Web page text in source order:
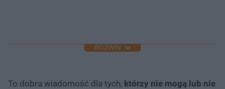
ROZWIŃ
To dobra wiadomość dla tych, którzy nie mogą lub nie